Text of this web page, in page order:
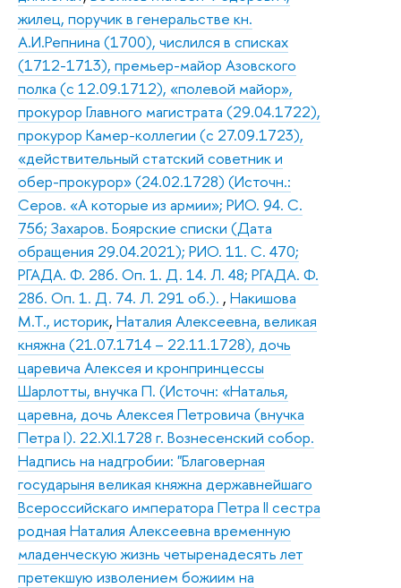
жилец, поручик в генеральстве кн.
А.И.Репнина (1700), числился в списках
(1712-1713), премьер-майор Азовского
полка (с 12.09.1712), «полевой майор»,
прокурор Главного магистрата (29.04.1722),
прокурор Камер-коллегии (с 27.09.1723),
«действительный статский советник и
обер-прокурор» (24.02.1728) (Источн.:
Серов. «А которые из армии»; РИО. 94. С.
756; Захаров. Боярские списки (Дата
обращения 29.04.2021); РИО. 11. С. 470;
РГАДА. Ф. 286. Оп. 1. Д. 14. Л. 48; РГАДА. Ф.
286. Оп. 1. Д. 74. Л. 291 об.). , Накишова
М.Т., историк, Наталия Алексеевна, великая
княжна (21.07.1714 – 22.11.1728), дочь
царевича Алексея и кронпринцессы
Шарлотты, внучка П. (Источн: «Наталья,
царевна, дочь Алексея Петровича (внучка
Петра I). 22.XI.1728 г. Вознесенский собор.
Надпись на надгробии: "Благоверная
государыня великая княжна державнейшаго
Всероссийскаго императора Петра II сестра
родная Наталия Алексеевна временную
младенческую жизнь четыренадесять лет
претекшую изволением божиим на